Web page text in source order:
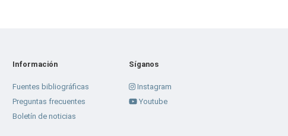
Información
Fuentes bibliográficas
Preguntas frecuentes
Boletín de noticias
Síganos
Instagram
Youtube